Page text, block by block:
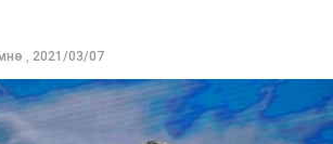
, 2021/03/07